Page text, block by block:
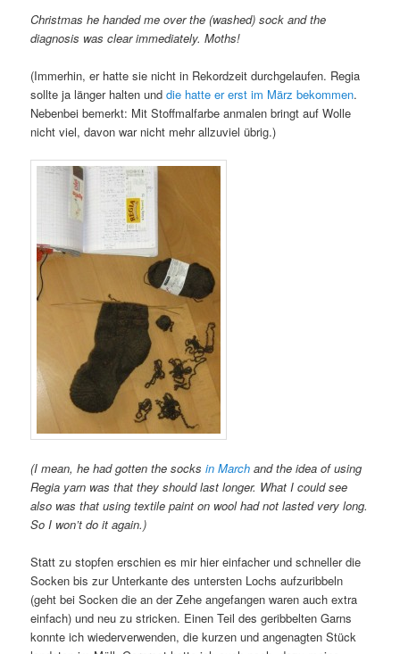
Christmas he handed me over the (washed) sock and the
diagnosis was clear immediately. Moths!
(Immerhin, er hatte sie nicht in Rekordzeit durchgelaufen. Regia
sollte ja länger halten unddie hatte er erst im März bekommen.
Nebenbei bemerkt: Mit Stoffmalfarbe anmalen bringt auf Wolle
nicht viel, davon war nicht mehr allzuviel übrig.)
(I mean, he had gotten the socksin March and the idea of using
Regia yarn was that they should last longer. What I could see
also was that using textile paint on wool had not lasted very long.
So I won’t do it again.)
Statt zu stopfen erschien es mir hier einfacher und schneller die
Socken bis zur Unterkante des untersten Lochs aufzuribbeln
(geht bei Socken die an der Zehe angefangen waren auch extra
einfach) und neu zu stricken. Einen Teil des geribbelten Garns
konnte ich wiederverwenden, die kurzen und angenagten Stück